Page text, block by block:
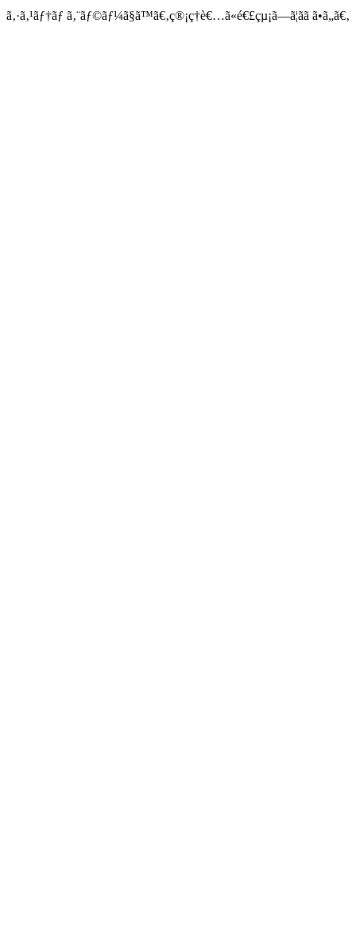
ã‚·ã‚¹ãƒ†ãƒ ã‚¨ãƒ©ãƒ¼ã§ã™ã€‚ç®¡ç†è€…ã«é€£çµ¡ã—ã¦ãã ã•ã„ã€‚